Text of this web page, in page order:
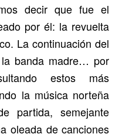
decir que fue el
por él: la revuelta
La continuación del
banda madre… por
estos más
la música norteña
partida, semejante
oleada de canciones